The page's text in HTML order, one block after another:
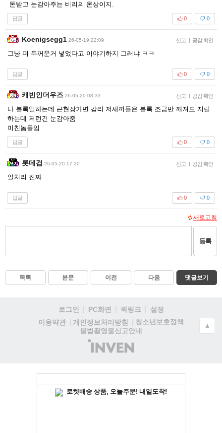
돈받고 눈감아주는 비리의 온상이지.
답글 0
0
Koenigsegg1 26-05-19 22:09 신고 | 공감 확인
그냥 더 두꺼운거 넣었다고 이야기하지 그러냐 ㅋㅋ
답글 0
0
캐빈인더우즈 26-05-20 08:33 신고 | 공감 확인
나 블록일하는데 큰현장가면 감리 저새끼들은 블록 조금만 깨져도 지랄
하는데 저런건 눈감아줌
미친놈들임
답글 0
0
롯데검 26-05-20 17:20 신고 | 공감 확인
일처리 진짜...
답글 0
0
새로고침
등록
목록 본문 이전 다음 댓글보기
로그인 PC화면 퀵링크
설정
이용약관
개인정보처리방침
청소년보호정책
불법촬영물신고안내
(주)
인
▲